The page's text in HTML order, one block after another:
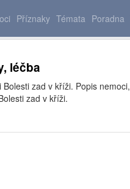
Příznaky Témata Poradna
léčba
zad v kříži. Popis nemoci,
zad v kříži.